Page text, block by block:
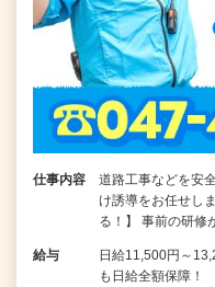
仕事内容
道路工事などを安
け誘導をお任せし
る！】 事前の研修
給与
日給11,500円～
も日給全額保障！